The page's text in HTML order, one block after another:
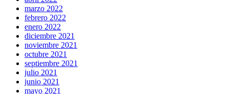
marzo 2022
febrero 2022
enero 2022
diciembre 2021
noviembre 2021
octubre 2021
septiembre 2021
julio 2021
junio 2021
mayo 2021